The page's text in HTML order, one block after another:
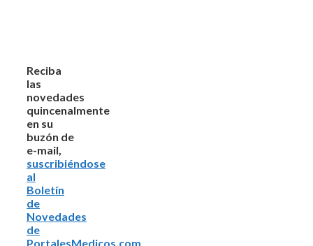
Reciba
las
novedades
quincenalmente
en su
buzón de
e-mail,
suscribiéndose
al
Boletín
de
Novedades
de
PortalesMedicos.com